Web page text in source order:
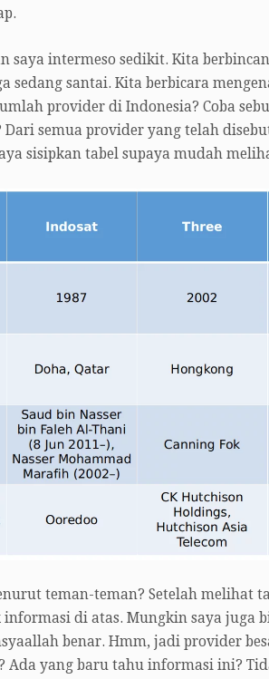
saya intermeso sedikit. Kita
sedang santai. Kita berbicara
provider di Indonesia? Coba
Dari semua provider yang telah
sisipkan tabel supaya mudah
teman-teman? Setelah melihat
informasi di atas. Mungkin saya juga
benar. Hmm, jadi provider
Ada yang baru tahu informasi ini?